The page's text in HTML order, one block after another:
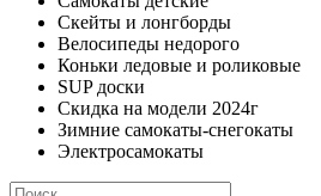
Cкейты и лонгборды
Велосипеды недорого
Коньки ледовые и роликовые
SUP доски
Скидка на модели 2024г
Зимние самокаты-снегокаты
Электросамокаты